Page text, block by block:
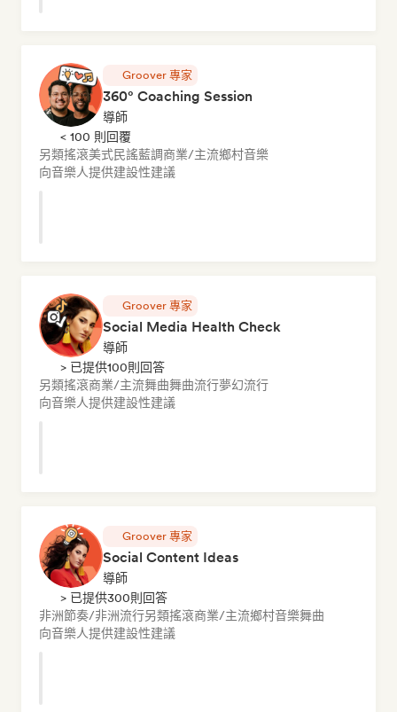
Groover 專家
360° Coaching Session
導師
< 100 則回覆
另類搖滾美式民謠藍調商業/主流鄉村音樂
向音樂人提供建設性建議
Groover 專家
Social Media Health Check
導師
> 已提供100則回答
另類搖滾商業/主流舞曲舞曲流行夢幻流行
向音樂人提供建設性建議
Groover 專家
Social Content Ideas
導師
> 已提供300則回答
非洲節奏/非洲流行另類搖滾商業/主流鄉村音樂舞曲
向音樂人提供建設性建議